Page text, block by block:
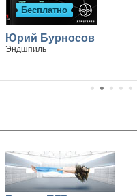
Бесплатно
Юрий Бурносов
Эндшпиль